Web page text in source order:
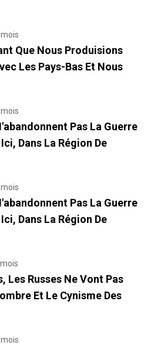
Que Nous Produisions
Les Pays-Bas Et Nous
Pas La Guerre
Dans La Région De
Pas La Guerre
Dans La Région De
Les Russes Ne Vont Pas
Et Le Cynisme Des